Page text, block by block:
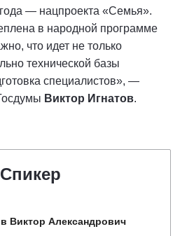
— нацпроекта «Семья».
в народной программе
что идет не только
технической базы
специалистов», —
Виктор Игнатов.
Спикер
Виктор Александрович